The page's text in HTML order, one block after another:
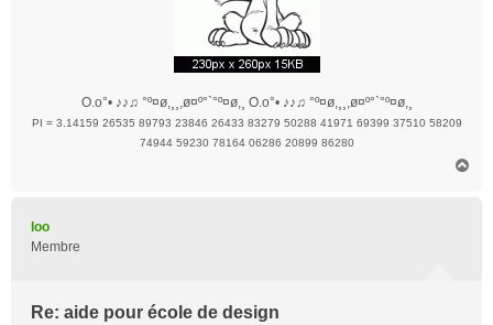
O.o°• ♪♪♫ °º¤ø,¸¸,ø¤º°`°º¤ø,¸ O.o°• ♪♪♫ °º¤ø,¸¸,ø¤º°`°º¤ø,¸
PI = 3.14159 26535 89793 23846 26433 83279 50288 41971 69399 37510 58209
74944 59230 78164 06286 20899 86280
loo
Membre
Re: aide pour école de design